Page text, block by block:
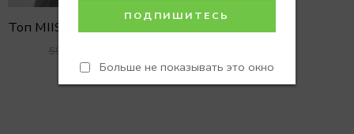
Больше не показывать это окно
5900
XS/S